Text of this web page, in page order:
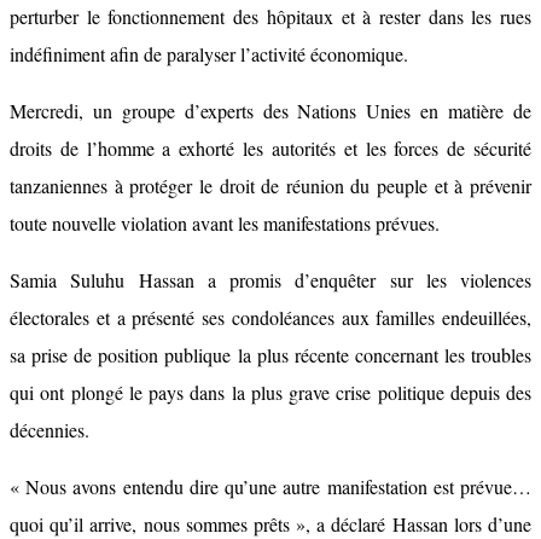
perturber le fonctionnement des hôpitaux et à rester dans les rues
indéfiniment afin de paralyser l’activité économique.
Mercredi, un groupe d’experts des Nations Unies en matière de
droits de l’homme a exhorté les autorités et les forces de sécurité
tanzaniennes à protéger le droit de réunion du peuple et à prévenir
toute nouvelle violation avant les manifestations prévues.
Samia Suluhu Hassan a promis d’enquêter sur les violences
électorales et a présenté ses condoléances aux familles endeuillées,
sa prise de position publique la plus récente concernant les troubles
qui ont plongé le pays dans la plus grave crise politique depuis des
décennies.
« Nous avons entendu dire qu’une autre manifestation est prévue…
quoi qu’il arrive, nous sommes prêts », a déclaré Hassan lors d’une